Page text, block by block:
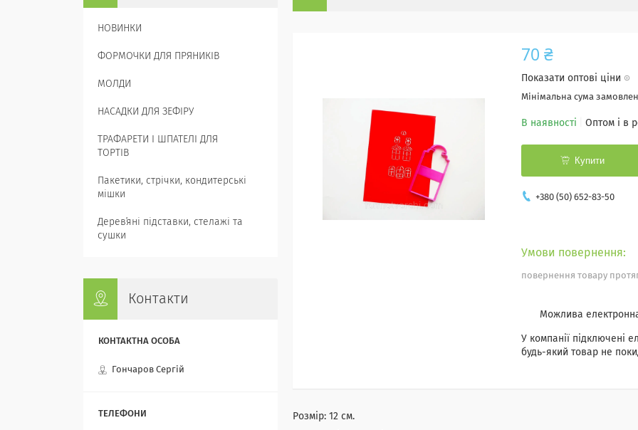
70 ₴
Показати оптові ціни
Мінімальна сума
В наявності Оптом і в
Купити
+380 (50) 652-83-50
повернення товару
У компанії підключені
будь-який товар не
Розмір: 12 см.
НОВИНКИ
ФОРМОЧКИ ДЛЯ ПРЯНИКІВ
МОЛДИ
НАСАДКИ ДЛЯ ЗЕФІРУ
ТРАФАРЕТИ І ШПАТЕЛІ ДЛЯ
ТОРТІВ
Пакетики, стрічки, кондитерські
мішки
Деревʼяні підставки, стелажі та
сушки
Контакти
Гончаров Сергій